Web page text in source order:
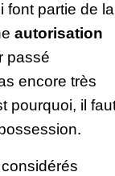
font partie de la
autorisation
passé
encore très
pourquoi, il